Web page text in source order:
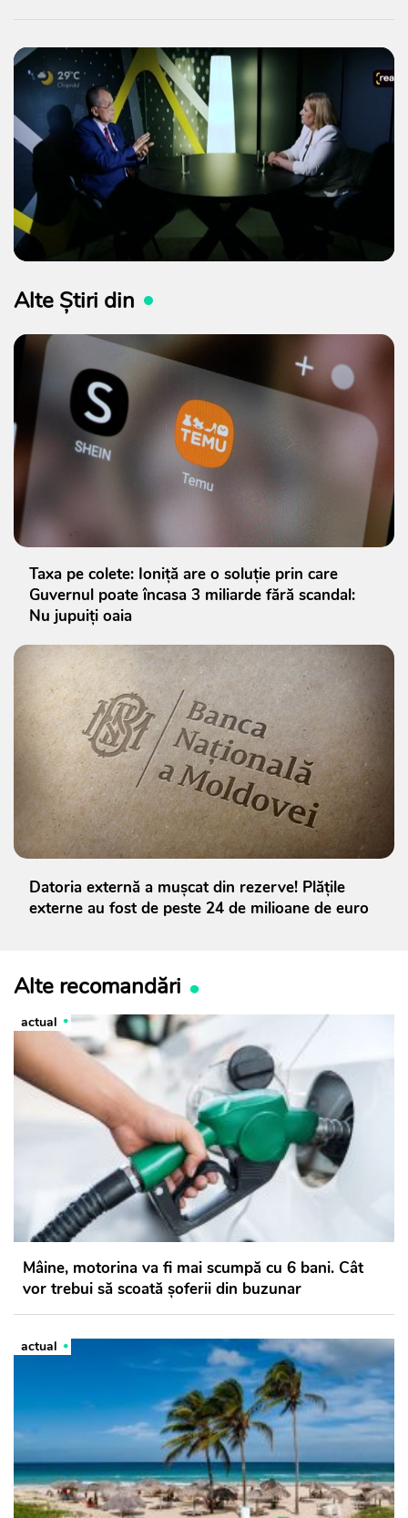
Alte Știri din
Taxa pe colete: Ioniță are o soluție prin care
Guvernul poate încasa 3 miliarde fără scandal:
Nu jupuiți oaia
Datoria externă a mușcat din rezerve! Plățile
externe au fost de peste 24 de milioane de euro
Alte recomandări
actual
Mâine, motorina va fi mai scumpă cu 6 bani. Cât
vor trebui să scoată șoferii din buzunar
actual